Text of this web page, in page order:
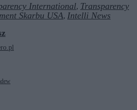
International, Transparency
Skarbu USA, Intelli News